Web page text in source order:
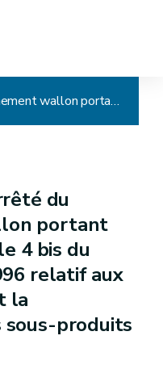
Arrêté du Gouvernement wallon portant exécution de l'article 4 bis du décret du 27 juin 1996 relatif aux déchets concernant la reconnaissance des sous-produits
du
portant
4 bis du
relatif aux
la
sous-produits